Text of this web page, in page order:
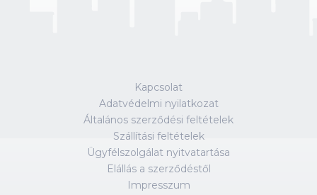
Kapcsolat
Adatvédelmi nyilatkozat
Általános szerződési feltételek
Szállítási feltételek
Ügyfélszolgálat nyitvatartása
Elállás a szerződéstől
Impresszum